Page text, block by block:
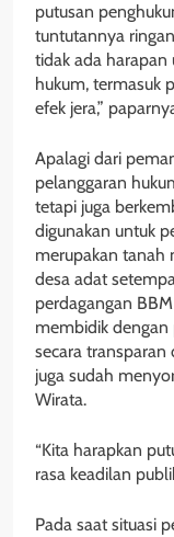
putusan
tuntutannya
tidak ada
hukum, termasuk
efek jera,”
Apalagi dari
pelanggaran
tetapi juga
digunakan untuk
merupakan tanah
desa adat
perdagangan
membidik dengan
secara transparan
juga sudah
Wirata.
“Kita harapkan
rasa keadilan
Pada saat situasi